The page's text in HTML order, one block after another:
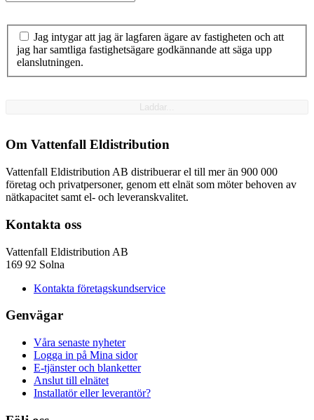
Jag intygar att jag är lagfaren ägare av fastigheten och att
jag har samtliga fastighetsägare godkännande att säga upp
elanslutningen.
Laddar...
Om Vattenfall Eldistribution
Vattenfall Eldistribution AB distribuerar el till mer än 900 000
företag och privatpersoner, genom ett elnät som möter behoven av
nätkapacitet samt el- och leveranskvalitet.
Kontakta oss
Vattenfall Eldistribution AB
169 92 Solna
Kontakta företagskundservice
Genvägar
Våra senaste nyheter
Logga in på Mina sidor
E-tjänster och blanketter
Anslut till elnätet
Installatör eller leverantör?